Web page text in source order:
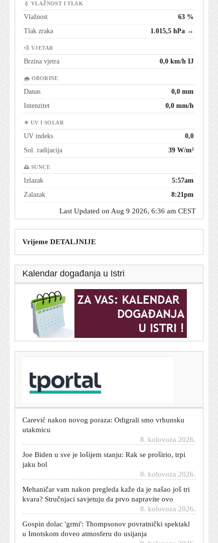
💧 VLAŽNOST I TLAK
Vlažnost
63 %
Tlak zraka
1.015,5 hPa →
💨 VJETAR
Brzina vjetra 0,0 km/h IJ
🌧 OBORINE
Danas
0,0 mm
Intenzitet
0,0 mm/h
☀ UV I SOLAR
UV indeks
0,0
Sol. radijacija
39 W/m²
🌅 SUNCE
Izlazak
5:57am
Zalazak
8:21pm
Last Updated on Aug 9 2026, 6:36 am CEST
Vrijeme DETALJNIJE
Kalendar događanja u Istri
Dnevni horoskop za 9. kolovoza 2026. - što vam
zvijezde danas donose
Carević nakon novog poraza: Odigrali smo vrhunsku
utakmicu
Joe Biden u sve je lošijem stanju: Rak se proširio, trpi
jaku bol
Mehaničar vam nakon pregleda kaže da je našao još tri
kvara? Stručnjaci savjetuju da prvo napravite ovo
8. kolovoza 2026.
Gospin dolac 'grmi': Thompsonov povratnički spektakl
u Imotskom doveo atmosferu do usijanja
8. kolovoza 2026.